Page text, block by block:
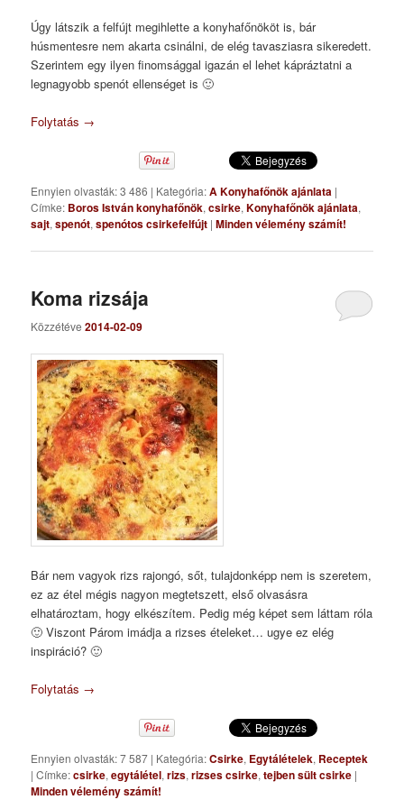
Úgy látszik a felfújt megihlette a konyhafőnököt is, bár
húsmentesre nem akarta csinálni, de elég tavasziasra sikeredett.
Szerintem egy ilyen finomsággal igazán el lehet kápráztatni a
legnagyobb spenót ellenséget is 🙂
Folytatás →
Ennyien olvasták: 3 486 | Kategória:A Konyhafőnök ajánlata |
Címke: Boros István konyhafőnök,csirke,Konyhafőnök ajánlata,
sajt,spenót,spenótos csirkefelfújt |Minden vélemény számít!
Koma rizsája
Közzétéve2014-02-09
Bár nem vagyok rizs rajongó, sőt, tulajdonképp nem is szeretem,
ez az étel mégis nagyon megtetszett, első olvasásra
elhatároztam, hogy elkészítem. Pedig még képet sem láttam róla
🙂 Viszont Párom imádja a rizses ételeket… ugye ez elég
inspiráció? 🙂
Folytatás →
Ennyien olvasták: 7 587 | Kategória:Csirke, Egytálételek, Receptek
|Címke:csirke,egytálétel,rizs,rizses csirke,tejben sült csirke |
Minden vélemény számít!